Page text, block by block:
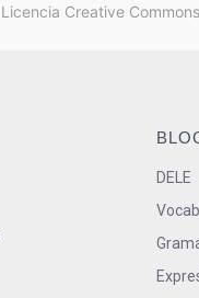
Licencia Creative
DELE